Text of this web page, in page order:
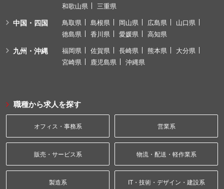
和歌山県
三重県
中国・四国 鳥取県 島根県 岡山県 広島県
山口県
徳島県
香川県 愛媛県 高知県
九州・沖縄 福岡県 佐賀県 長崎県 熊本県
大分県
宮崎県
鹿児島県 沖縄県
職種から求人を探す
オフィス・事務系 営業系
販売・サービス系 物流・配送・軽作業系
製造系 IT・技術・デザイン・建設系